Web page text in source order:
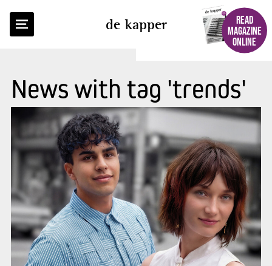
de kapper
READ
MAGAZINE
ONLINE
News with tag 'trends'